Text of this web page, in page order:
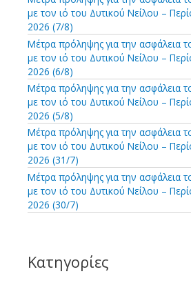
η
γ
ι
α
με τον ιό του Δυτικού Νείλου –
2026 (7/8)
Μέτρα πρόληψης για την ασφάλεια
με τον ιό του Δυτικού Νείλου –
2026 (6/8)
Μέτρα πρόληψης για την ασφάλεια
με τον ιό του Δυτικού Νείλου –
2026 (5/8)
Μέτρα πρόληψης για την ασφάλεια
με τον ιό του Δυτικού Νείλου –
2026 (31/7)
Μέτρα πρόληψης για την ασφάλεια
με τον ιό του Δυτικού Νείλου –
2026 (30/7)
Κατηγορίες